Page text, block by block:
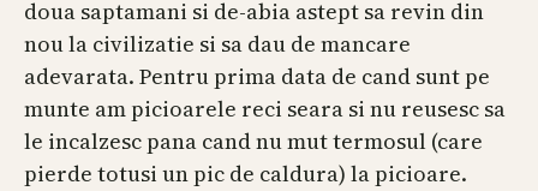
doua saptamani si de-abia astept sa revin din
nou la civilizatie si sa dau de mancare
adevarata. Pentru prima data de cand sunt pe
munte am picioarele reci seara si nu reusesc sa
le incalzesc pana cand nu mut termosul (care
pierde totusi un pic de caldura) la picioare.